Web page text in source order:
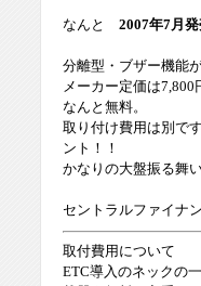
なんと 2007年7月
分離型・ブザー機能
メーカー定価は
なんと無料。
取り付け費用は別で
ント！！
かなりの大盤振る舞
セントラルファイナ
取付費用について
ETC導入のネックの